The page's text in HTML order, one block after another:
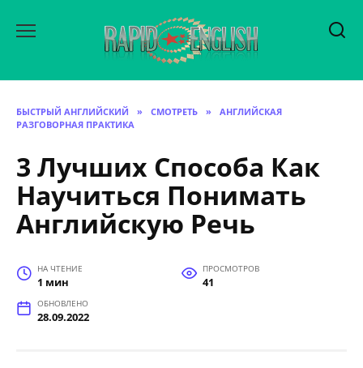
БЫСТРЫЙ АНГЛИЙСКИЙ » СМОТРЕТЬ »
АНГЛИЙСКАЯ
РАЗГОВОРНАЯ ПРАКТИКА
3 Лучших Способа Как
Научиться Понимать
Английскую Речь
НА ЧТЕНИЕ
1 мин
ПРОСМОТРОВ
41
ОБНОВЛЕНО
28.09.2022